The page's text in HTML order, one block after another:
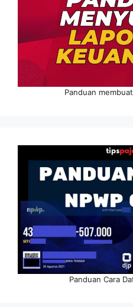
Panduan
Panduan Cara